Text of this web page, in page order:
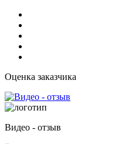
Оценка заказчика
Видео - отзыв